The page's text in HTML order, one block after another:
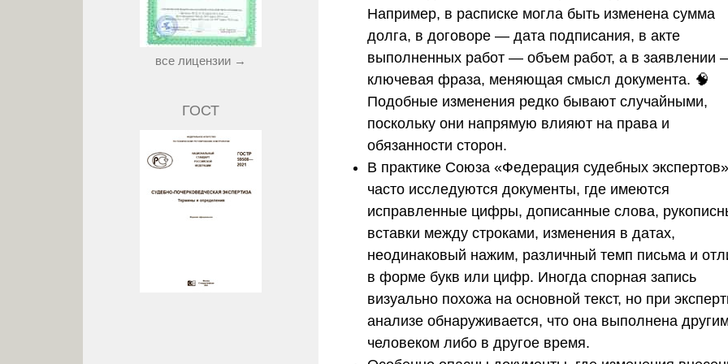
Например, в расписке могла быть изменена сумма
долга, в договоре — дата подписания, в акте
выполненных работ — объем работ, а в заявлении
ключевая фраза, меняющая смысл документа. 🧠
Подобные изменения редко бывают случайными,
поскольку они напрямую влияют на права и
обязанности сторон.
В практике Союза «Федерация судебных экспертов»
часто исследуются документы, где имеются
исправленные цифры, дописанные слова,
вставки между строками, изменения в датах,
неодинаковый нажим, различный темп письма и
в форме букв или цифр. Иногда спорная запись
визуально похожа на основной текст, но при
анализе обнаруживается, что она выполнена
человеком либо в другое время.
все лицензии →
ГОСТ